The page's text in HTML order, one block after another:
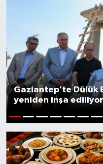
Gaziantep’te Dülük
yeniden inşa ediliyor
Gündem
Haberler
Kültür Sanat
Magazin
Müzik
Piyasa
Tüm Manşetler
Son Dakika
Haber Arşivi